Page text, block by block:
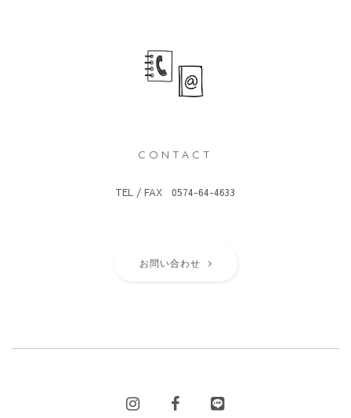
CONTACT
TEL / FAX 0574-64-4633
お問い合わせ